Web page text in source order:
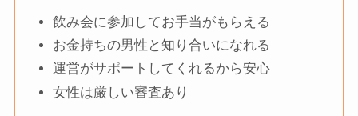
飲み会に参加してお手当がもらえる
お金持ちの男性と知り合いになれる
運営がサポートしてくれるから安心
女性は厳しい審査あり